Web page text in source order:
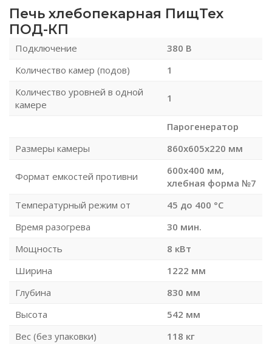
Печь хлебопекарная ПищТех
ПОД-КП
Подключение
380 В
Количество камер (подов)
1
Количество уровней в одной
камере
1
Парогенератор
Размеры камеры
860х605х220 мм
Формат емкостей противни
600х400 мм,
хлебная форма №7
Температурный режим от
45 до 400 °С
Время разогрева
30 мин.
Мощность
8 кВт
Ширина
1222 мм
Глубина
830 мм
Высота
542 мм
Вес (без упаковки)
118 кг